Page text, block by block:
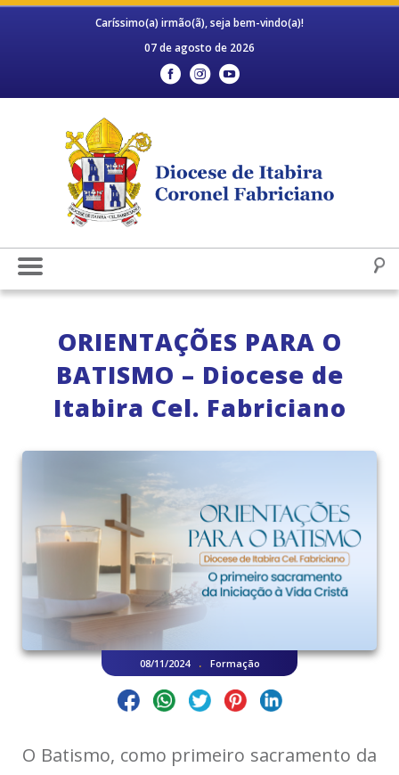
Caríssimo(a) irmão(ã), seja bem-vindo(a)!
07 de agosto de 2026
ORIENTAÇÕES PARA O
BATISMO – Diocese de
Itabira Cel. Fabriciano
08/11/2024 . Formação
O Batismo, como primeiro sacramento da